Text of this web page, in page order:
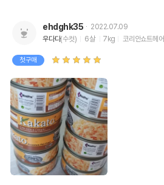
ehdghk35
2022.07.09
우다다(수컷) 6살 7kg 코리안쇼트헤어
첫구매